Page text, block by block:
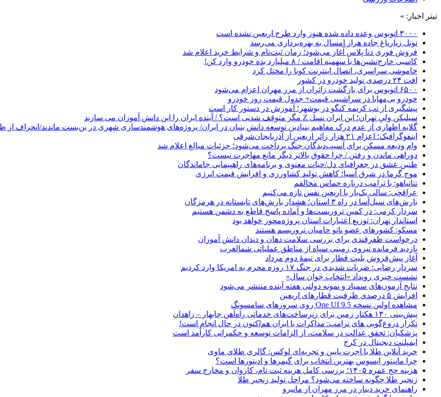
تیتر اخبار: »
۳۰۰۰ اتوبوس وعده داده شده هنوز وارد طرح اربعین نشده است
تونل زیارباغ جاده هراز امسال به بهره‌برداری می‌رسد
فروش فوری دنا پلاس آغاز می‌شود؛ زمان ثبت‌نام و شرایط خرید اعلام شد
کاسبی خارج‌نشین‌ها با سهمیه اقامت / ۸ میلیارد بده خودرو وارد کن!
خاموشی سراسری، اتصال اینترنت کوبا را مختل کرد
افت ۲۴ درصدی تولید خودرو در کشور
۶۵۰۰ اتوبوس برای بازگشت زائران از مرز مهران اعزام می‌شود
خودرو بی‌مهابا در سراشیبی قیمت+ جدول قیمت روز خودرو
پیشگیری از تب کریمه کنگو در بوشهر؛ آموزش در دستور کار است
سیلیکن ولیِ تهران؛ این ایران نسل Z مگر متوقف شدنی است؟ / آینده ایران را این دانش آموزان می سازند
گلایه اطهاری از عدم درک مفاهیم بنیادین توسعه دانش بنیان در ایران/ پروژه‌های هوشمندسازی شهری در بن‌بست ماندند/انحراف از طرح جامع ۱۳۸۶ به
اینفوگرافیک؛ اعزام ۲۱ هزار زائر اربعین از آذربایجان‌شرقی
وام ودیعه مسکن برای آسیب‌دیدگان جنگ پرداخت می‌شود؛ جزئیات مبالغ اعلام شد
دوراهی ماندن و رفتن / چرا حقوق بالاتر دیگر مانع مهاجرت نیست؟
طنین عشق در جغرافیای دل/حیات معنوی و برنامه‌های راهپیمایی جاماندگان
موج گرما در شرق آسیا؛ کاهش تولید کشاورزی و افزایش قیمت انرژی
نتانیاهو: با ترامپ درباره حماس مخالفم
عراقچی: سالی یک‌بار با اربعین نفس تازه می‌کنیم
بارش‌های سیل‌آسا در راه ۳ استان؛ هشدار بارش‌های تابستانه در هرمزگان
سردار کرمی: در کمین تروریست‌ها و آماده پاسخ قاطع به دشمن هستیم
استاندار تهران: توزیع اعتبارات استان پروژه‌محور خواهد بود
مسکو: کشورهای عضو ناتو حامیان تروریسم هستند
درخواست ظفرقندی برای بررسی سلامت دهان و دندان دانش آموزان
بازدید فرمانده نیروی زمینی سپاه از مناطق عملیاتی شمالغرب
آغاز پیش‌فروش بلیت قطار برای نیمۀ دوم مرداد
سردار رضایی: ضربات شدیدی در جنگ ۱۷ روزه محرم به امریکا وارد کردیم
نشست خبری رویداد «انتخاب جوان سال»
نتایج آزمون‌های سمپاد و نمونه دولتی هفته آینده منتشر می‌شود
افزایش ۵ درصدی ظرفیت قطارهای اربعین
مشاهده اولین نسخه One UI 9.5 روی سرورهای سامسونگ
پیش‌بینی ۱۳۰ هکتار زمین برای زیرساخت‌های خدماتی راه‌آهن چابهار – زاهدان
تکرار دروغ‌گویی های ترامپ: مذاکرات با ایران هم‌اکنون در حال انجام است!
پزشکیان: تحقق عدالت در سلامت، از الزامات توسعه و حکمرانی کارآمد است
ایمپلنت دیجیتال در کرج
خرید آنلاین طلا با اجرت پایین و تجربه‌ای لوکس: گالری طلای ماوی
چرا مانیتور ایسوس بهترین انتخاب برای گیمرها و ادیتورها است؟
هزینه حج عمره ۱۴۰۵؛ بررسی کامل هزینه ثبت نام، کاروان و مخارج سفر
زنجیر طلا چگونه ساخته می‌شود؟ مراحل تولید زنجیر طلا
راهنمای خرید دینار در مرز مهران از مانیرو